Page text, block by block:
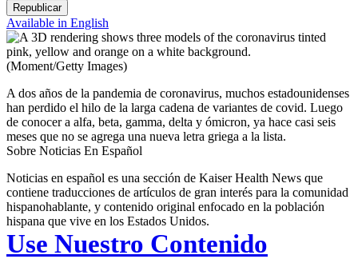
Republicar
Available in English
(Moment/Getty Images)
A dos años de la pandemia de coronavirus, muchos estadounidenses
han perdido el hilo de la larga cadena de variantes de covid. Luego
de conocer a alfa, beta, gamma, delta y ómicron, ya hace casi seis
meses que no se agrega una nueva letra griega a la lista.
Sobre Noticias En Español
Noticias en español es una sección de Kaiser Health News que
contiene traducciones de artículos de gran interés para la comunidad
hispanohablante, y contenido original enfocado en la población
hispana que vive en los Estados Unidos.
Use Nuestro Contenido